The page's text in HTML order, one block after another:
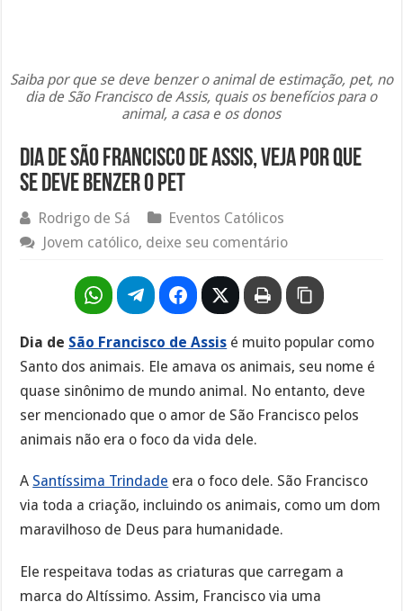
Saiba por que se deve benzer o animal de estimação, pet, no
dia de São Francisco de Assis, quais os benefícios para o
animal, a casa e os donos
Dia de São Francisco de Assis, veja por que
se deve benzer o pet
Rodrigo de Sá
Eventos Católicos
Jovem católico, deixe seu comentário
Dia de São Francisco de Assis é muito popular como
Santo dos animais. Ele amava os animais, seu nome é
quase sinônimo de mundo animal. No entanto, deve
ser mencionado que o amor de São Francisco pelos
animais não era o foco da vida dele.
A Santíssima Trindade era o foco dele. São Francisco
via toda a criação, incluindo os animais, como um dom
maravilhoso de Deus para humanidade.
Ele respeitava todas as criaturas que carregam a
marca do Altíssimo. Assim, Francisco via uma